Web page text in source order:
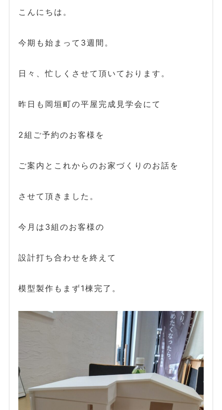
こんにちは。
今期も始まって3週間。
日々、忙しくさせて頂いております。
昨日も岡垣町の平屋完成見学会にて
2組ご予約のお客様を
ご案内とこれからのお家づくりのお話を
させて頂きました。
今月は3組のお客様の
設計打ち合わせを終えて
模型製作もまず1棟完了。